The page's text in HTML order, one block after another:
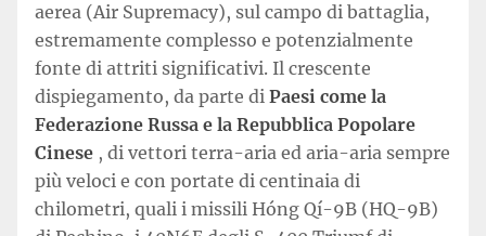
aerea (Air Supremacy), sul campo di battaglia,
estremamente complesso e potenzialmente
fonte di attriti significativi. Il crescente
dispiegamento, da parte di Paesi come la
Federazione Russa e la Repubblica Popolare
Cinese , di vettori terra-aria ed aria-aria sempre
più veloci e con portate di centinaia di
chilometri, quali i missili Hóng Qí-9B (HQ-9B)